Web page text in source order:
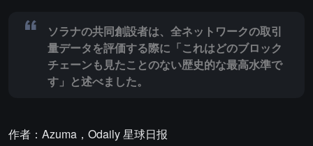
ソラナの共同創設者は、全ネットワークの取引
量データを評価する際に「これはどのブロック
チェーンも見たことのない歴史的な最高水準で
す」と述べました。
作者：Azuma，Odaily 星球日报